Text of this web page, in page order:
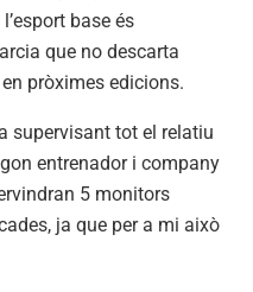
base és
que no descarta
pròximes edicions.
supervisant tot el relatiu
entrenador i company
5 monitors
ja que per a mi això